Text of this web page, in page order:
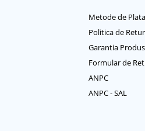
Metode de Plata
Politica de Retur
Garantia
Formular de
ANPC
ANPC - SAL